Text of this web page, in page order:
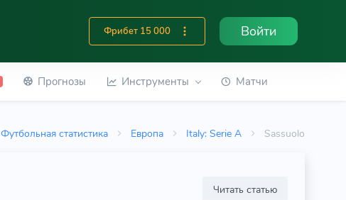
Фрибет 15 000 Войти
Прогнозы Инструменты Матчи
Футбольная статистика Европа Italy: Serie A Sassuolo
Читать статью